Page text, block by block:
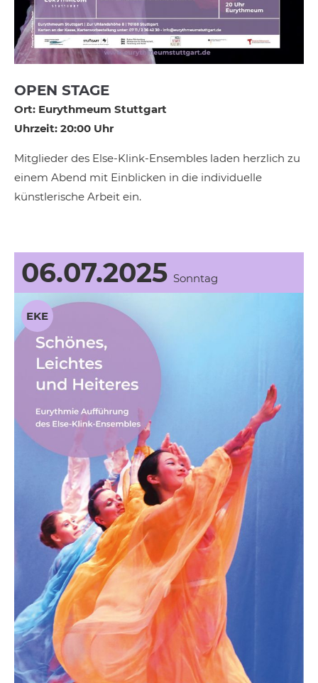
OPEN STAGE
Ort: Eurythmeum Stuttgart
Uhrzeit: 20:00 Uhr
Mitglieder des Else-Klink-Ensembles laden herzlich zu
einem Abend mit Einblicken in die individuelle
künstlerische Arbeit ein.
06.07.2025 Sonntag